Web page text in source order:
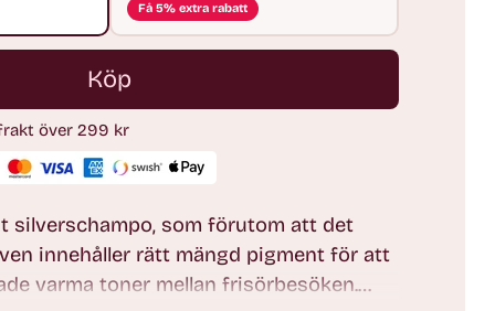
Få 5% extra rabatt
Köp
över 299 kr
silverschampo, som förutom att det
innehåller rätt mängd pigment för att
varma toner mellan frisörbesöken.